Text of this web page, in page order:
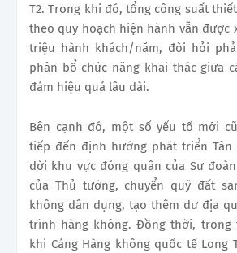
T2. Trong khi đó, tổng công suất
theo quy hoạch hiện hành vẫn được
triệu hành khách/năm, đòi hỏi
phân bổ chức năng khai thác giữa
đảm hiệu quả lâu dài.
Bên cạnh đó, một số yếu tố mới
tiếp đến định hướng phát triển Tân
dời khu vực đóng quân của Sư
của Thủ tướng, chuyển quỹ đất
không dân dụng, tạo thêm dư địa
trình hàng không. Đồng thời, trong
khi Cảng Hàng không quốc tế Long